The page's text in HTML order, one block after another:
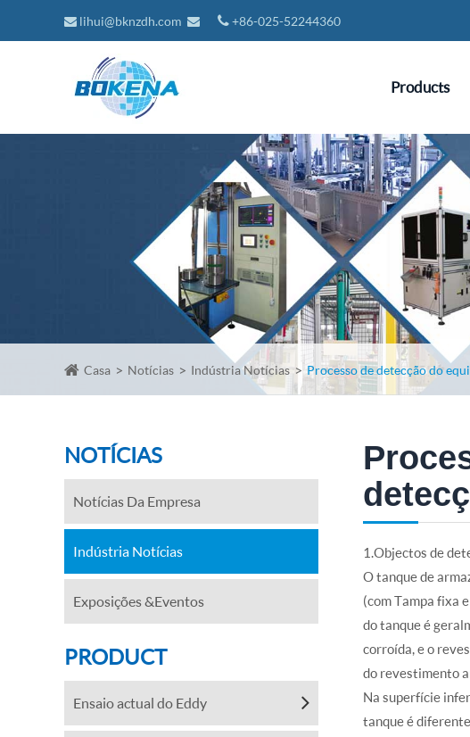
lihui@bknzdh.com +86-025-52244360
Products
Casa Notícias Indústria Notícias Processo de detecção do
NOTÍCIAS
Notícias Da Empresa
Indústria Notícias
Exposições &Eventos
PRODUCT
Ensaio actual do Eddy
1.Objectos de
O tanque de
(com Tampa fixa
do tanque é
corroída, e o
do revestimento
Na superfície
tanque é